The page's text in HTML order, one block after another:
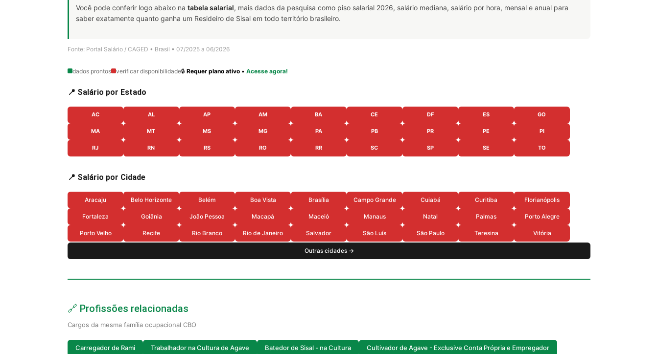
Você pode conferir logo abaixo na tabela salarial, mais dados da pesquisa como piso salarial 2026, salário mediana, salário por hora, mensal e anual para
saber exatamente quanto ganha um Resideiro de Sisal em todo território brasileiro.
Fonte: Portal Salário / CAGED • Brasil • 07/2025 a 06/2026
dados prontos verificar disponibilidade🔒 Requer plano ativo • Acesse agora!
📍 Salário por Estado
AC AL AP AM BA CE DF ES GO
MA MT MS MG PA PB PR PE PI
RJ RN RS RO RR SC SP SE TO
📍 Salário por Cidade
Aracaju Belo Horizonte Belém Boa Vista Brasília Campo Grande Cuiabá Curitiba Florianópolis
Fortaleza Goiânia João Pessoa Macapá Maceió Manaus Natal Palmas Porto Alegre
Porto Velho Recife Rio Branco Rio de Janeiro Salvador São Luís São Paulo Teresina Vitória
Outras cidades →
🔗 Profissões relacionadas
Cargos da mesma família ocupacional CBO
Carregador de Rami Trabalhador na Cultura de Agave Batedor de Sisal - na Cultura Cultivador de Agave - Exclusive Conta Própria e Empregador